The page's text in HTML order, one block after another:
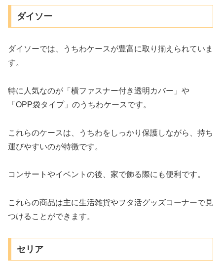
ダイソー
ダイソーでは、うちわケースが豊富に取り揃えられていま
す。
特に人気なのが「横ファスナー付き透明カバー」や
「OPP袋タイプ」のうちわケースです。
これらのケースは、うちわをしっかり保護しながら、持ち
運びやすいのが特徴です。
コンサートやイベントの後、家で飾る際にも便利です。
これらの商品は主に生活雑貨やヲタ活グッズコーナーで見
つけることができます。
セリア